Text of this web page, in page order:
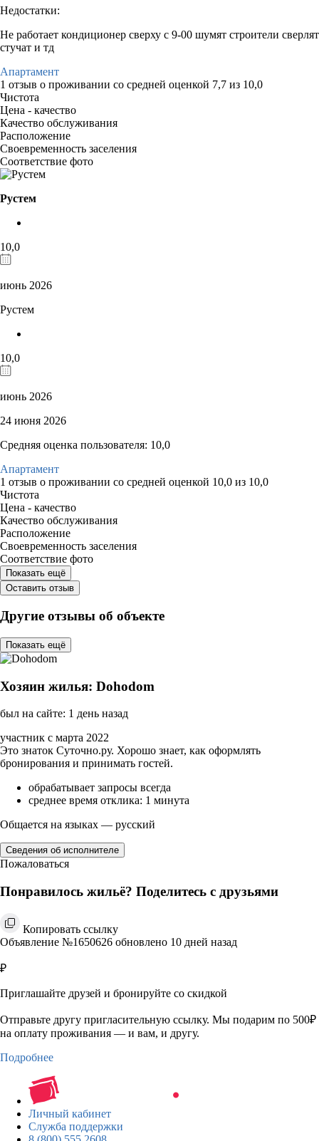
Недостатки:
Не работает кондиционер сверху с 9-00 шумят строители сверлят
стучат и тд
Апартамент
1 отзыв о проживании со средней оценкой 7,7 из 10,0
Чистота
Цена - качество
Качество обслуживания
Расположение
Своевременность заселения
Соответствие фото
Рустем
10,0
июнь 2026
Рустем
10,0
июнь 2026
24 июня 2026
Средняя оценка пользователя: 10,0
Апартамент
1 отзыв о проживании со средней оценкой 10,0 из 10,0
Чистота
Цена - качество
Качество обслуживания
Расположение
Своевременность заселения
Соответствие фото
Показать ещё
Оставить отзыв
Другие отзывы об объекте
Показать ещё
Хозяин жилья: Dohodom
был на сайте: 1 день назад
участник с марта 2022
Это знаток Суточно.ру. Хорошо знает, как оформлять
бронирования и принимать гостей.
обрабатывает запросы всегда
среднее время отклика: 1 минута
Общается на языках — русский
Сведения об исполнителе
Пожаловаться
Понравилось жильё? Поделитесь с друзьями
Копировать ссылку
Объявление №1650626 обновлено 10 дней назад
₽
Приглашайте друзей и бронируйте со скидкой
Отправьте другу пригласительную ссылку. Мы подарим по 500₽
на оплату проживания — и вам, и другу.
Подробнее
Личный кабинет
Служба поддержки